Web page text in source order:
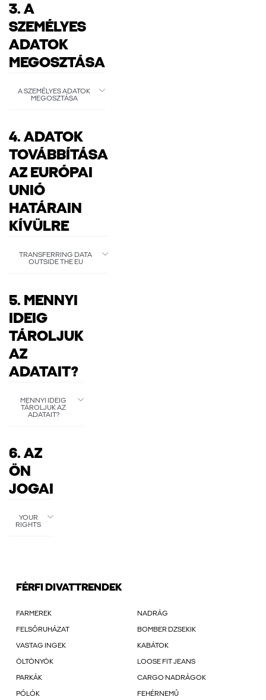
3. A
SZEMÉLYES
ADATOK
MEGOSZTÁSA
A SZEMÉLYES ADATOK
MEGOSZTÁSA
4. ADATOK
TOVÁBBÍTÁSA
AZ EURÓPAI
UNIÓ
HATÁRAIN
KÍVÜLRE
TRANSFERRING DATA
OUTSIDE THE EU
5. MENNYI
IDEIG
TÁROLJUK
AZ
ADATAIT?
MENNYI IDEIG
TÁROLJUK AZ
ADATAIT?
6. AZ
ÖN
JOGAI
YOUR
RIGHTS
FÉRFI DIVATTRENDEK
FARMEREK NADRÁG
FELSŐRUHÁZAT BOMBER DZSEKIK
VASTAG INGEK KABÁTOK
ÖLTÖNYÖK LOOSE FIT JEANS
PARKÁK CARGO NADRÁGOK
PÓLÓK FEHÉRNEMŰ